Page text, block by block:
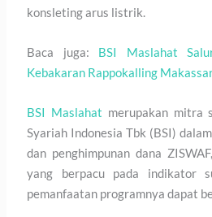
konsleting arus listrik.
Baca juga: BSI Maslahat
Kebakaran Rappokalling
BSI Maslahat merupakan mitra
Syariah Indonesia Tbk (BSI)
dan penghimpunan dana
yang berpacu pada indikator
pemanfaatan programnya dapat